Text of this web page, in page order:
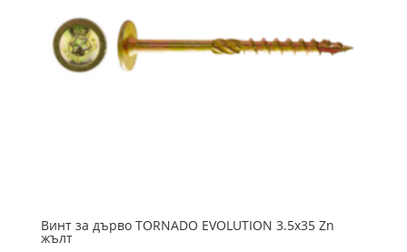
Винт за дърво TORNADO EVOLUTION 3.5х35 Zn
жълт